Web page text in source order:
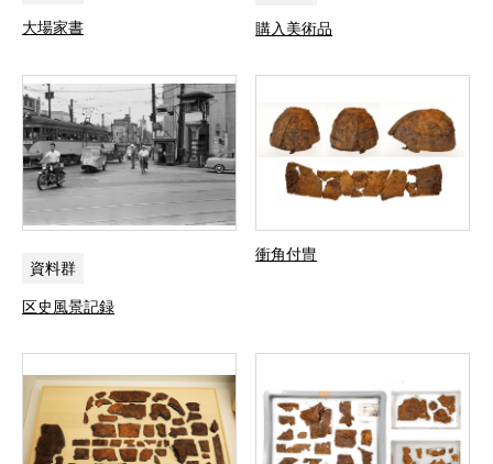
大場家書 購入美術品
資料群
区史風景記録
衝角付冑